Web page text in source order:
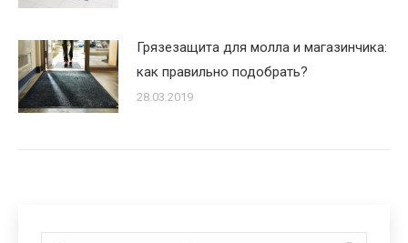
Грязезащита для молла и магазинчика:
как правильно подобрать?
28.03.2019